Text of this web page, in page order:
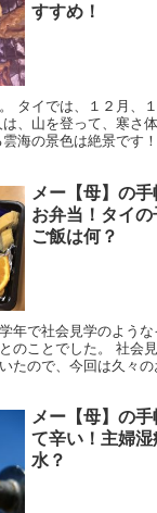
すすめ！
タイでは、１２月、
、山を登って、寒さ
海の景色は絶景です！
メー【母】の
お弁当！タイ
ご飯は何？
年で社会見学のよう
のことでした。 社会
たので、今回は久々の
メー【母】の手
て辛い！主婦
水？